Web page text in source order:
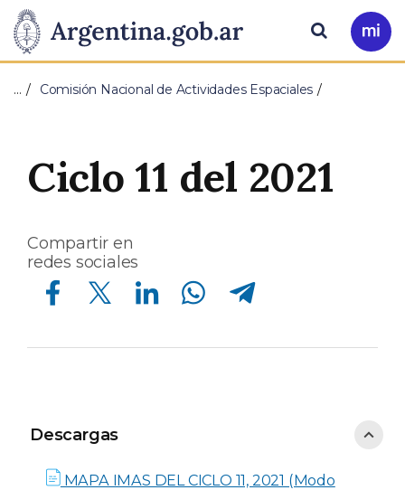
Presidencia
de
Nación
Pasar al contenido principal
Ir
a
Buscar
… Comisión Nacional de Actividades Espaciales
Ciclo 11 del 2021
Compartir en
redes sociales
Compartir en Facebook Compartir en Twitter Compartir en Linkedin Compartir en Whatsapp Compartir en Telegram
Descargas
Descargas
MAPA IMAS DEL CICLO 11, 2021 (Modo